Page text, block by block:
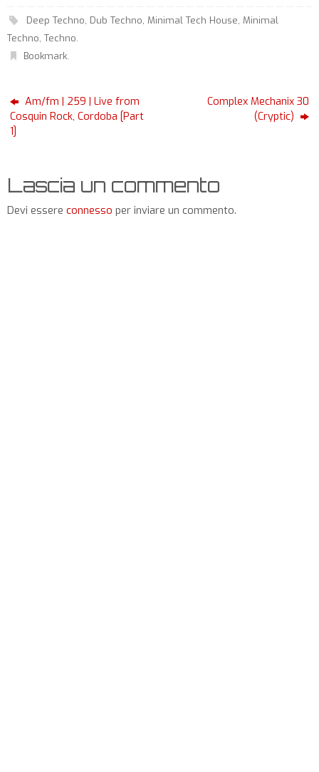
Deep Techno, Dub Techno, Minimal Tech House, Minimal
Techno, Techno.
Bookmark.
Am/fm | 259 | Live from
Cosquin Rock, Cordoba [Part
1]
Complex Mechanix 30
(Cryptic)
Lascia un commento
Devi essere connesso per inviare un commento.